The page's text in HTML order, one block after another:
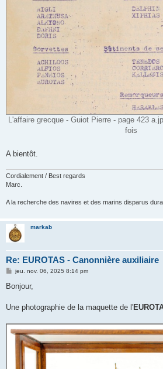
L'affaire grecque - Guiot Pierre - page 423
fois
A bientôt.
Cordialement / Best regards
Marc.
A la recherche des navires et des marins disparus
markab
Re: EUROTAS - Canonnière auxiliaire
M
s
g
jeu. nov. 06, 2025 8:14 pm
Bonjour,
Une photographie de la maquette de l'